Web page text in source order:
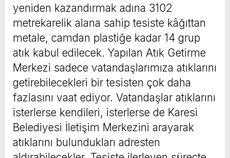
yeniden kazandırmak adına 3102
metrekarelik alana sahip tesiste kâğıttan
metale, camdan plastiğe kadar 14 grup
atık kabul edilecek. Yapılan Atık Getirme
Merkezi sadece vatandaşlarımıza atıklarını
getirebilecekleri bir tesisten çok daha
fazlasını vaat ediyor. Vatandaşlar atıklarını
isterlerse kendileri, isterlerse de Karesi
Belediyesi İletişim Merkezini arayarak
atıklarını bulundukları adresten